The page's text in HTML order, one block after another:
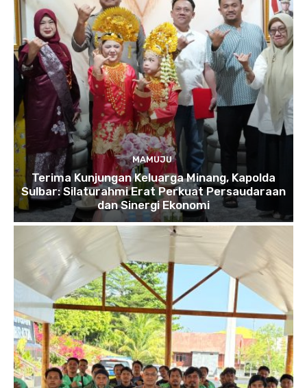
MAMUJU
Terima Kunjungan Keluarga Minang, Kapolda
Sulbar: Silaturahmi Erat Perkuat Persaudaraan
dan Sinergi Ekonomi